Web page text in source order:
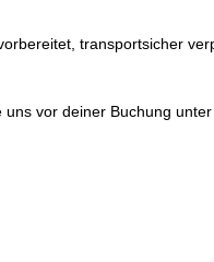
transportsicher
uns vor deiner Buchung unter